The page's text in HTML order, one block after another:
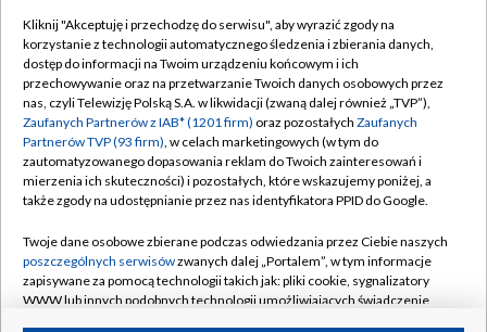
TVP
Abonament TVP
Emisja w TVP
Centrum informacji TVP
Naziemna Telewizja Cyfrowa
Rada Programowa
System NOS
Informacje o nadawcy
Regulamin TVP
Polityka prywatności
Moje zgody
Pomoc
Kontakt
Kliknij "Akceptuję i przechodzę do serwisu", aby wyrazić zgody na
korzystanie z technologii automatycznego śledzenia i zbierania danych,
dostęp do informacji na Twoim urządzeniu końcowym i ich
przechowywanie oraz na przetwarzanie Twoich danych osobowych przez
nas, czyli Telewizję Polską S.A. w likwidacji (zwaną dalej również „TVP”),
Zaufanych Partnerów z IAB* (1201 firm) oraz pozostałych Zaufanych
Partnerów TVP (93 firm), w celach marketingowych (w tym do
zautomatyzowanego dopasowania reklam do Twoich zainteresowań i
mierzenia ich skuteczności) i pozostałych, które wskazujemy poniżej, a
także zgody na udostępnianie przez nas identyfikatora PPID do Google.
Twoje dane osobowe zbierane podczas odwiedzania przez Ciebie naszych
poszczególnych serwisówzwanych dalej „Portalem”, w tym informacje
zapisywane za pomocą technologii takich jak: pliki cookie, sygnalizatory
WWW lub innych podobnych technologii umożliwiających świadczenie